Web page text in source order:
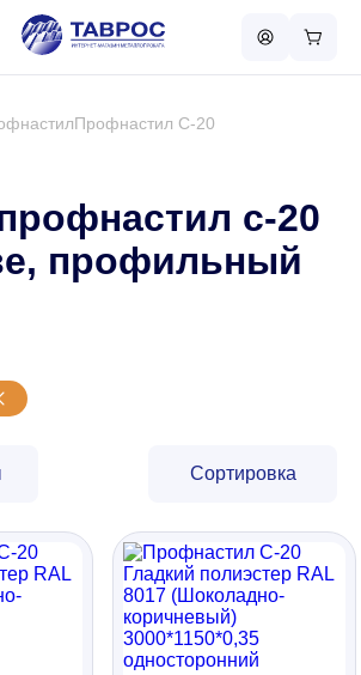
Профнастил С-20
с-20
профильный
Сортировка